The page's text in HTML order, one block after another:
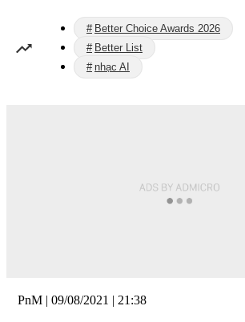
Better Choice Awards 2026
Better List
nhạc AI
PnM | 09/08/2021 | 21:38